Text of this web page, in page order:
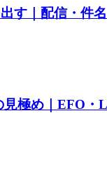
す｜配信・件
極め｜EFO・